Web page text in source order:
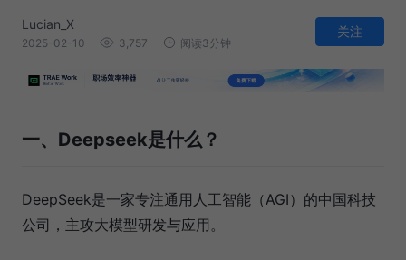
Lucian_X
2025-02-10 3,757 阅读3分钟
关注
一、Deepseek是什么？
DeepSeek是一家专注通用人工智能（AGI）的中国科技
公司，主攻大模型研发与应用。